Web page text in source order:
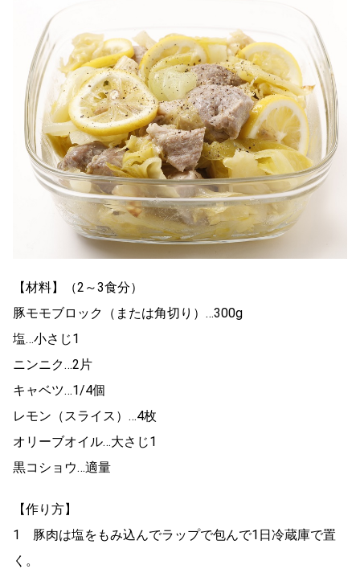
【材料】（2～3食分）
豚モモブロック（または角切り）…300g
塩…小さじ1
ニンニク…2片
キャベツ…1/4個
レモン（スライス）…4枚
オリーブオイル…大さじ1
黒コショウ…適量
【作り方】
1 豚肉は塩をもみ込んでラップで包んで1日冷蔵庫で置
く。